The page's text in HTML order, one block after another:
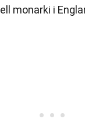
monarki i